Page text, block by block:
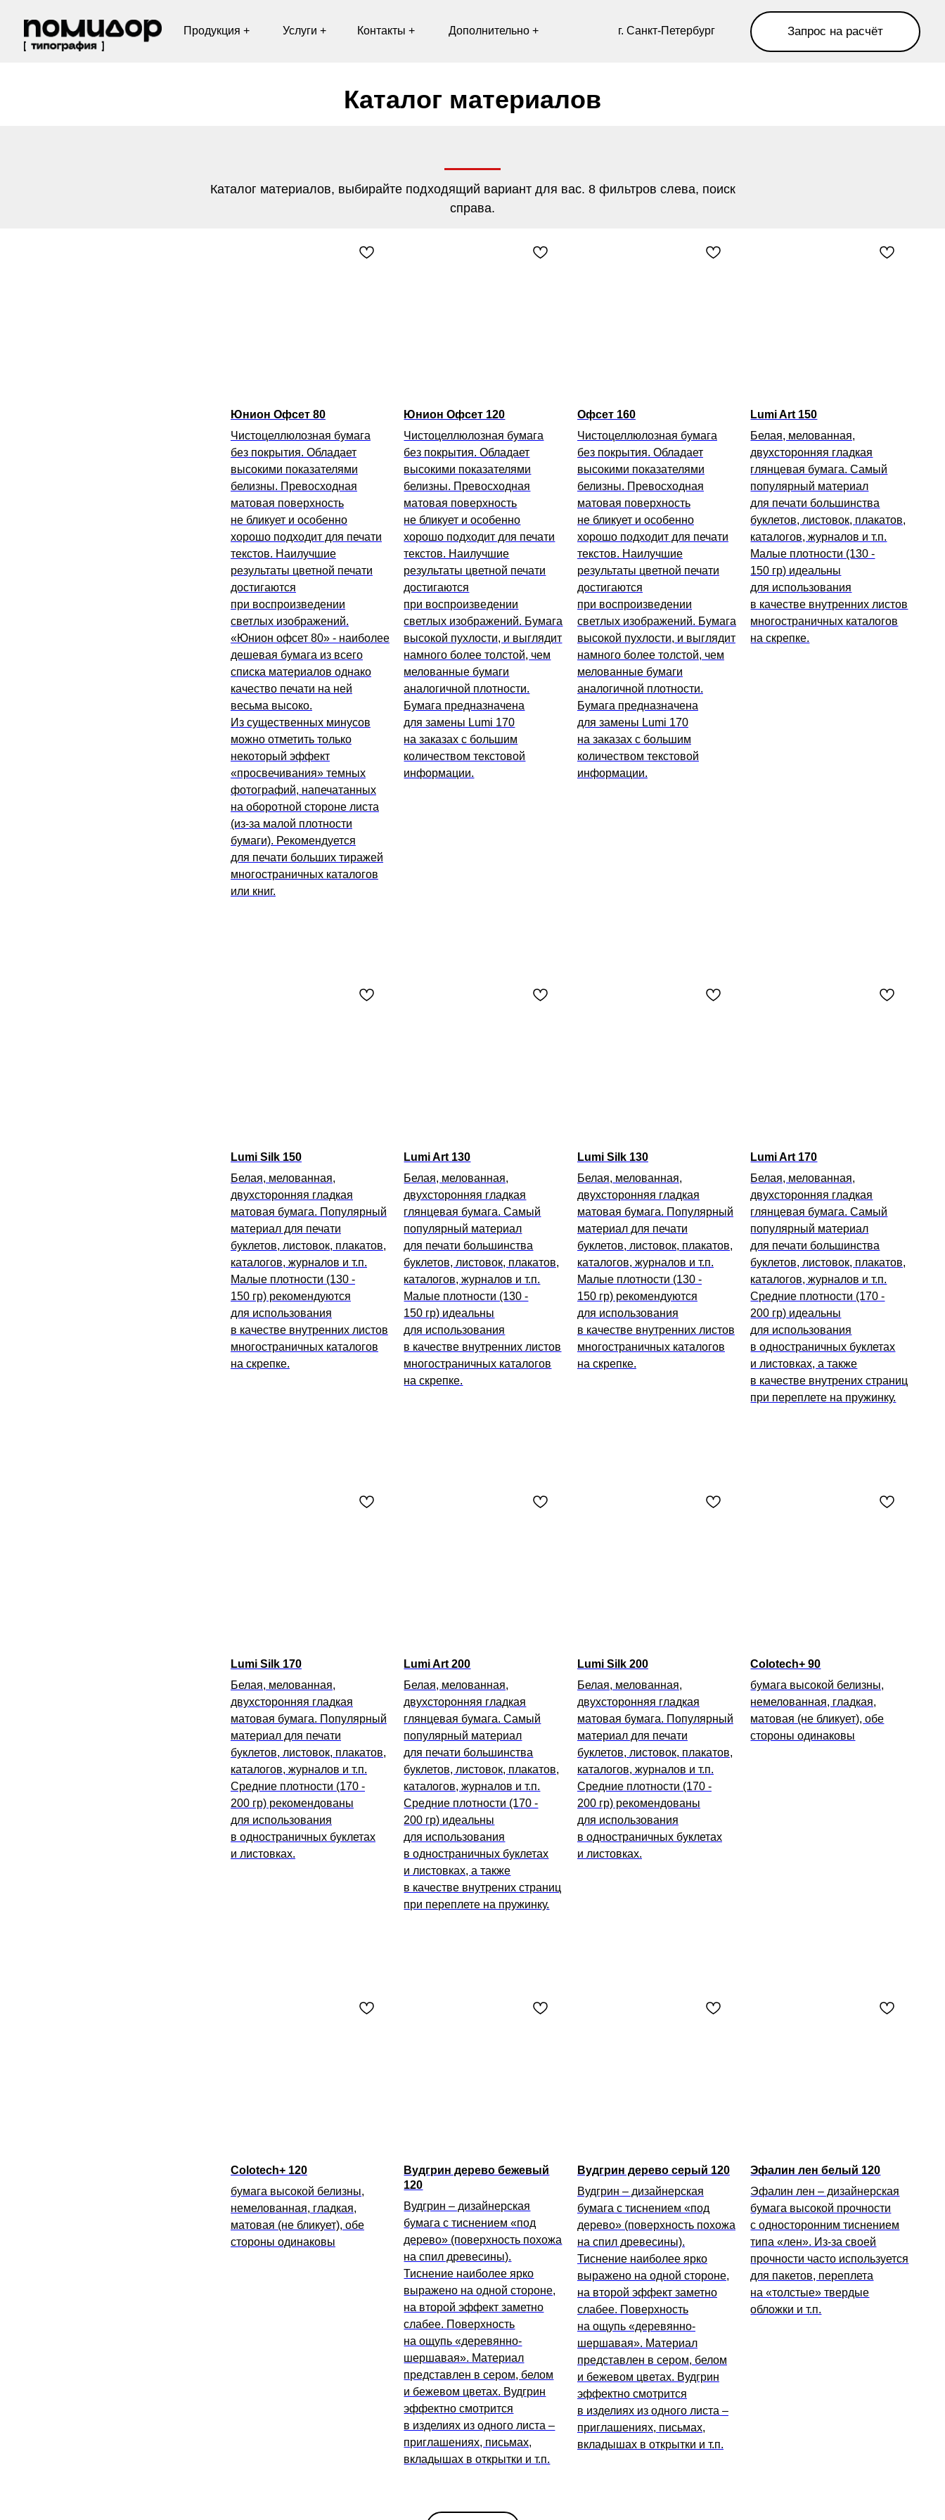
Запрос на расчёт
Дополнительно + г. Санкт-Петербург
Контакты +
Услуги +
Продукция +
Каталог материалов
Каталог материалов, выбирайте подходящий вариант для вас. 8 фильтров слева, поиск
справа.
Юнион Офсет 80
Чистоцеллюлозная бумага
без покрытия. Обладает
высокими показателями
белизны. Превосходная
матовая поверхность
не бликует и особенно
хорошо подходит для печати
текстов. Наилучшие
результаты цветной печати
достигаются
при воспроизведении
светлых изображений.
«Юнион офсет 80» - наиболее
дешевая бумага из всего
списка материалов однако
качество печати на ней
весьма высоко.
Из существенных минусов
можно отметить только
некоторый эффект
«просвечивания» темных
фотографий, напечатанных
на оборотной стороне листа
(из-за малой плотности
бумаги). Рекомендуется
для печати больших тиражей
многостраничных каталогов
или книг.
Юнион Офсет 120
Чистоцеллюлозная бумага
без покрытия. Обладает
высокими показателями
белизны. Превосходная
матовая поверхность
не бликует и особенно
хорошо подходит для печати
текстов. Наилучшие
результаты цветной печати
достигаются
при воспроизведении
светлых изображений. Бумага
высокой пухлости, и выглядит
намного более толстой, чем
мелованные бумаги
аналогичной плотности.
Бумага предназначена
для замены Lumi 170
на заказах с большим
количеством текстовой
информации.
Офсет 160
Чистоцеллюлозная бумага
без покрытия. Обладает
высокими показателями
белизны. Превосходная
матовая поверхность
не бликует и особенно
хорошо подходит для печати
текстов. Наилучшие
результаты цветной печати
достигаются
при воспроизведении
светлых изображений. Бумага
высокой пухлости, и выглядит
намного более толстой, чем
мелованные бумаги
аналогичной плотности.
Бумага предназначена
для замены Lumi 170
на заказах с большим
количеством текстовой
информации.
Lumi Art 150
Белая, мелованная,
двухсторонняя гладкая
глянцевая бумага. Самый
популярный материал
для печати большинства
буклетов, листовок, плакатов,
каталогов, журналов и т.п.
Малые плотности (130 -
150 гр) идеальны
для использования
в качестве внутренних листов
многостраничных каталогов
на скрепке.
Lumi Silk 150
Белая, мелованная,
двухсторонняя гладкая
матовая бумага. Популярный
материал для печати
буклетов, листовок, плакатов,
каталогов, журналов и т.п.
Малые плотности (130 -
150 гр) рекомендуются
для использования
в качестве внутренних листов
многостраничных каталогов
на скрепке.
Lumi Art 130
Белая, мелованная,
двухсторонняя гладкая
глянцевая бумага. Самый
популярный материал
для печати большинства
буклетов, листовок, плакатов,
каталогов, журналов и т.п.
Малые плотности (130 -
150 гр) идеальны
для использования
в качестве внутренних листов
многостраничных каталогов
на скрепке.
Lumi Silk 130
Белая, мелованная,
двухсторонняя гладкая
матовая бумага. Популярный
материал для печати
буклетов, листовок, плакатов,
каталогов, журналов и т.п.
Малые плотности (130 -
150 гр) рекомендуются
для использования
в качестве внутренних листов
многостраничных каталогов
на скрепке.
Lumi Art 170
Белая, мелованная,
двухсторонняя гладкая
глянцевая бумага. Самый
популярный материал
для печати большинства
буклетов, листовок, плакатов,
каталогов, журналов и т.п.
Средние плотности (170 -
200 гр) идеальны
для использования
в одностраничных буклетах
и листовках, а также
в качестве внутрених страниц
при переплете на пружинку.
Lumi Silk 170
Белая, мелованная,
двухсторонняя гладкая
матовая бумага. Популярный
материал для печати
буклетов, листовок, плакатов,
каталогов, журналов и т.п.
Средние плотности (170 -
200 гр) рекомендованы
для использования
в одностраничных буклетах
и листовках.
Lumi Art 200
Белая, мелованная,
двухсторонняя гладкая
глянцевая бумага. Самый
популярный материал
для печати большинства
буклетов, листовок, плакатов,
каталогов, журналов и т.п.
Средние плотности (170 -
200 гр) идеальны
для использования
в одностраничных буклетах
и листовках, а также
в качестве внутрених страниц
при переплете на пружинку.
Lumi Silk 200
Белая, мелованная,
двухсторонняя гладкая
матовая бумага. Популярный
материал для печати
буклетов, листовок, плакатов,
каталогов, журналов и т.п.
Средние плотности (170 -
200 гр) рекомендованы
для использования
в одностраничных буклетах
и листовках.
Colotech+ 90
бумага высокой белизны,
немелованная, гладкая,
матовая (не бликует), обе
стороны одинаковы
Colotech+ 120
бумага высокой белизны,
немелованная, гладкая,
матовая (не бликует), обе
стороны одинаковы
Вудгрин дерево бежевый
120
Вудгрин – дизайнерская
бумага с тиснением «под
дерево» (поверхность похожа
на спил древесины).
Тиснение наиболее ярко
выражено на одной стороне,
на второй эффект заметно
слабее. Поверхность
на ощупь «деревянно-
шершавая». Материал
представлен в сером, белом
и бежевом цветах. Вудгрин
эффектно смотрится
в изделиях из одного листа –
приглашениях, письмах,
вкладышах в открытки и т.п.
Вудгрин дерево серый 120
Вудгрин – дизайнерская
бумага с тиснением «под
дерево» (поверхность похожа
на спил древесины).
Тиснение наиболее ярко
выражено на одной стороне,
на второй эффект заметно
слабее. Поверхность
на ощупь «деревянно-
шершавая». Материал
представлен в сером, белом
и бежевом цветах. Вудгрин
эффектно смотрится
в изделиях из одного листа –
приглашениях, письмах,
вкладышах в открытки и т.п.
Эфалин лен белый 120
Эфалин лен – дизайнерская
бумага высокой прочности
с односторонним тиснением
типа «лен». Из-за своей
прочности часто используется
для пакетов, переплета
на «толстые» твердые
обложки и т.п.